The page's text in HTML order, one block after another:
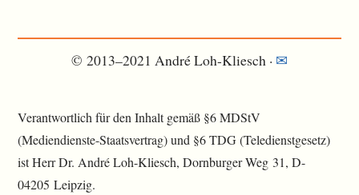
© 2013–2021 André Loh-Kliesch · ✉︎
Verantwortlich für den Inhalt gemäß §6 MDStV
(Mediendienste-Staatsvertrag) und §6 TDG (Teledienstgesetz)
ist Herr Dr. André Loh-Kliesch, Dornburger Weg 31, D-
04205 Leipzig.